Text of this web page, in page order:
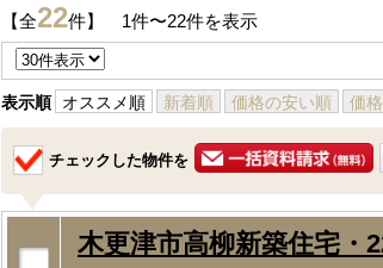
【全22件】 1件〜22件を表示
表示順 オススメ順 新着順 価格の安い順 価
チェックした物件を
木更津市高柳新築住宅・